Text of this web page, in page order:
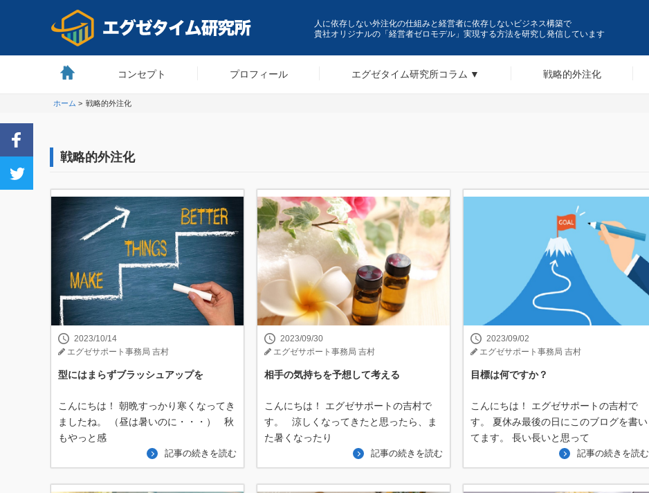
人に依存しない外注化の仕組みと経営者に依存しないビジネス構築で
貴社オリジナルの「経営者ゼロモデル」実現する方法を研究し発信しています
コンセプト プロフィール エグゼタイム研究所コラム 戦略的外注化
ホーム > 戦略的外注化
戦略的外注化
2023/10/14
エグゼサポート事務局 吉村
型にはまらずブラッシュアップを
こんにちは！ 朝晩すっかり寒くなってき
ましたね。 （昼は暑いのに・・・） 秋
もやっと感
記事の続きを読む
2023/09/30
エグゼサポート事務局 吉村
相手の気持ちを予想して考える
こんにちは！ エグゼサポートの吉村で
す。 涼しくなってきたと思ったら、ま
た暑くなったり
記事の続きを読む
2023/09/02
エグゼサポート事務局 吉村
目標は何ですか？
こんにちは！ エグゼサポートの吉村で
す。 夏休み最後の日にこのブログを書い
てます。 長い長いと思って
記事の続きを読む